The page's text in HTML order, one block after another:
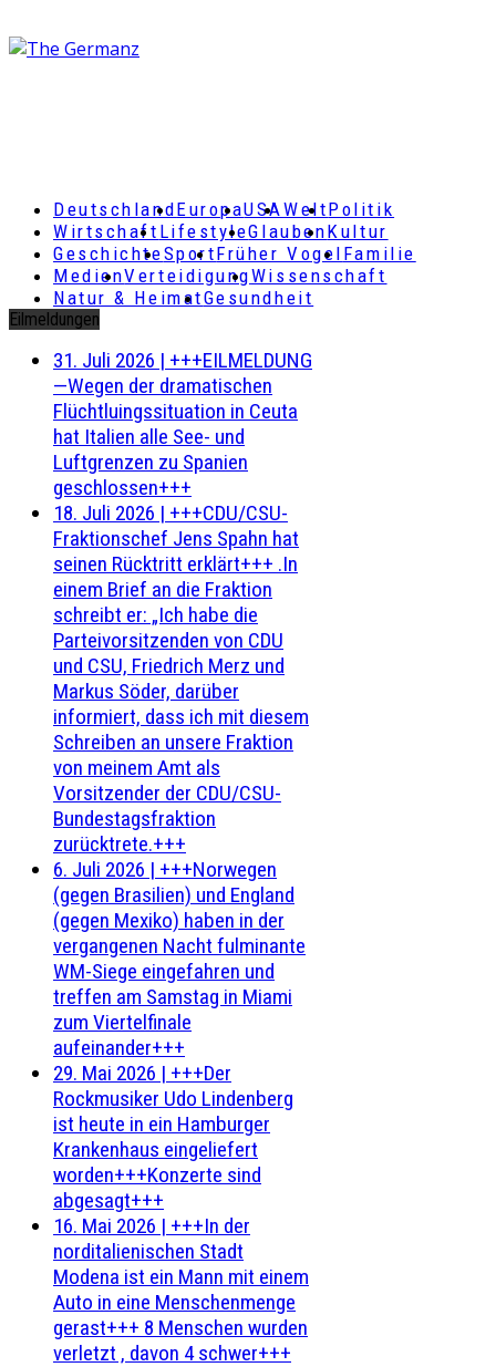
DeutschlandEuropaUSAWeltPolitik
Wirtschaft LifestyleGlaubenKultur
GeschichteSportFrüher Vogel Familie
MedienVerteidigungWissenschaft
Natur & HeimatGesundheit
Eilmeldungen
31. Juli 2026 | +++EILMELDUNG
—Wegen der dramatischen
Flüchtluingssituation in Ceuta
hat Italien alle See- und
Luftgrenzen zu Spanien
geschlossen+++
18. Juli 2026 | +++CDU/CSU-
Fraktionschef Jens Spahn hat
seinen Rücktritt erklärt+++ .In
einem Brief an die Fraktion
schreibt er: „Ich habe die
Parteivorsitzenden von CDU
und CSU, Friedrich Merz und
Markus Söder, darüber
informiert, dass ich mit diesem
Schreiben an unsere Fraktion
von meinem Amt als
Vorsitzender der CDU/CSU-
Bundestagsfraktion
zurücktrete.+++
6. Juli 2026 | +++Norwegen
(gegen Brasilien) und England
(gegen Mexiko) haben in der
vergangenen Nacht fulminante
WM-Siege eingefahren und
treffen am Samstag in Miami
zum Viertelfinale
aufeinander+++
29. Mai 2026 | +++Der
Rockmusiker Udo Lindenberg
ist heute in ein Hamburger
Krankenhaus eingeliefert
worden+++Konzerte sind
abgesagt+++
16. Mai 2026 | +++In der
norditalienischen Stadt
Modena ist ein Mann mit einem
Auto in eine Menschenmenge
gerast+++ 8 Menschen wurden
verletzt , davon 4 schwer+++